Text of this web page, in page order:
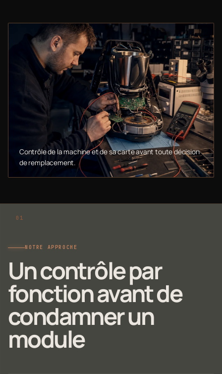
Contrôle de la machine et de sa carte avant toute décision
de remplacement.
NOTRE APPROCHE
Un contrôle par
fonction avant de
condamner un
module